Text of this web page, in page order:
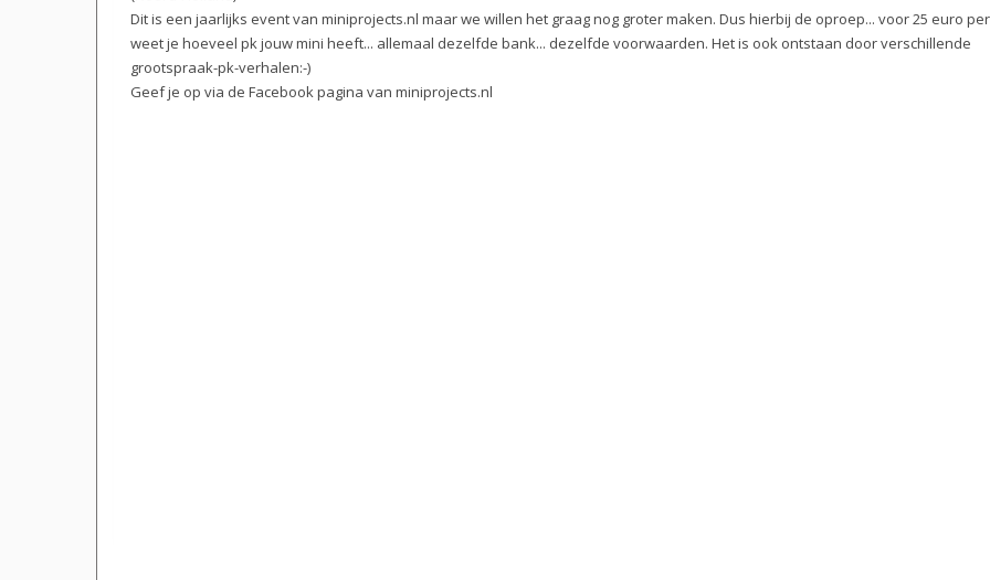
Dit is een jaarlijks event van miniprojects.nl maar we willen het graag nog groter maken. Dus hierbij de oproep... voor 25 euro
weet je hoeveel pk jouw mini heeft... allemaal dezelfde bank... dezelfde voorwaarden. Het is ook ontstaan door verschillende
grootspraak-pk-verhalen:-)
Geef je op via de Facebook pagina van miniprojects.nl